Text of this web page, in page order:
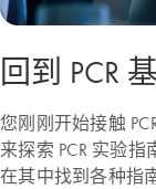
回到 PCR
您刚刚开始接触
来探索 PCR 实验
在其中找到各种指